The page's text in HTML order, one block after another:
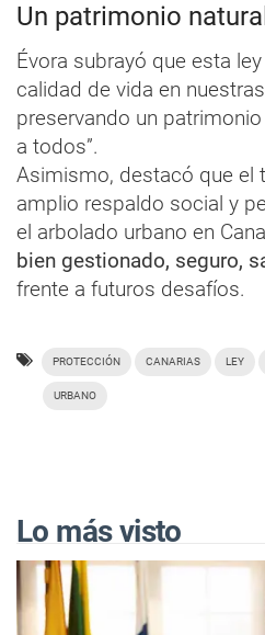
Un patrimonio
Évora subrayó que esta
calidad de vida en
preservando un
a todos”.
Asimismo, destacó que el
amplio respaldo social y
el arbolado urbano en
bien gestionado, seguro,
frente a futuros desafíos.
PROTECCIÓN CANARIAS LEY
URBANO
Lo más visto